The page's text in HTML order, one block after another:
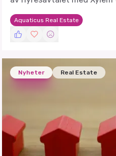
påverkar framtida
Aquaticus Real Estate
Nyheter Real Estate